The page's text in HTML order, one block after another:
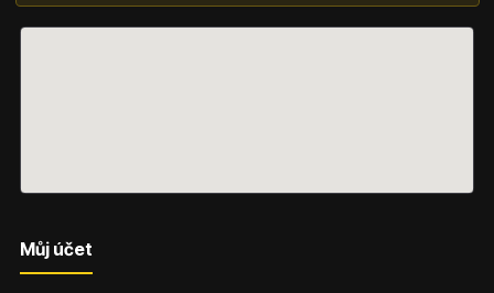
Můj účet